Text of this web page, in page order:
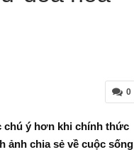
0
chú ý hơn khi chính thức
ảnh chia sẻ về cuộc sống